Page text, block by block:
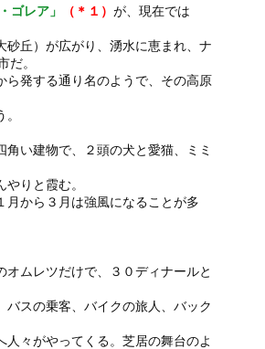
ゴレア」 （＊１） が、現在では
丘）が広がり、湧水に恵まれ、ナ
だ。
ら発する通り名のようで、その高原
い建物で、２頭の犬と愛猫、ミミ
りと霞む。
から３月は強風になることが多
ムレツだけで、３０ディナールと
スの乗客、バイクの旅人、バック
々がやってくる。芝居の舞台のよ